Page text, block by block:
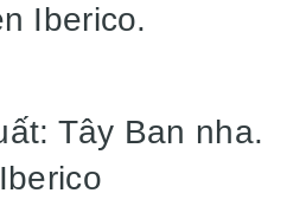
Iberico.
Tây Ban nha.